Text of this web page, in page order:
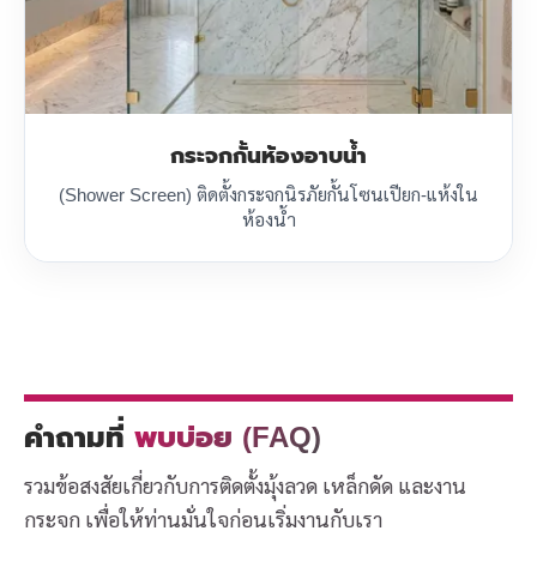
กระจกกั้นห้องอาบน้ำ
(Shower Screen) ติดตั้งกระจกนิรภัยกั้นโซนเปียก-แห้งใน
ห้องน้ำ
คำถามที่ พบบ่อย (FAQ)
รวมข้อสงสัยเกี่ยวกับการติดตั้งมุ้งลวด เหล็กดัด และงาน
กระจก เพื่อให้ท่านมั่นใจก่อนเริ่มงานกับเรา